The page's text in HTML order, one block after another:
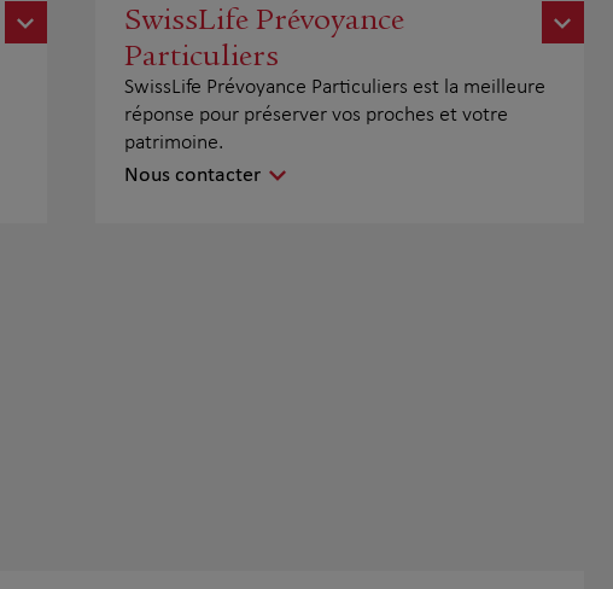
SwissLife Prévoyance
Particuliers
SwissLife Prévoyance Particuliers est la meilleure
réponse pour préserver vos proches et votre
patrimoine.
Nous contacter